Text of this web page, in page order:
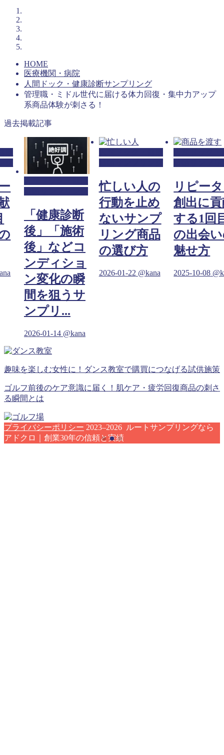
HOME
医療機関・病院
人間ドック・健康診断サンプリング
管理職・ミドル世代に届ける体力回復・集中力アップ
系商品体験が刺さる！
過去掲載記事
「健康診断
後」「施術
後」などコ
ンディショ
ン変化の瞬
間を狙うサ
ンプリ...
2026-01-14 @kana
忙しい人の
行動を止め
ないサンプ
リング商品
の選び方
2026-01-22 @kana
リピー
創出に
する1回
の出会
魅せ方
2025-10-08
趣味を楽しむ女性に！ダンス教室で購買につなげる試供施策
ゴルフ前後のケア意識に届く！肌ケア・疲労回復商品の刺さ
る瞬間とは
プライバシーポリシー 2023–2026 ルートサンプリングなら
アドクロ｜創業30年の信頼と実績